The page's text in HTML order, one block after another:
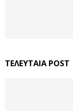
ΤΕΛΕΥΤΑΙΑ POST